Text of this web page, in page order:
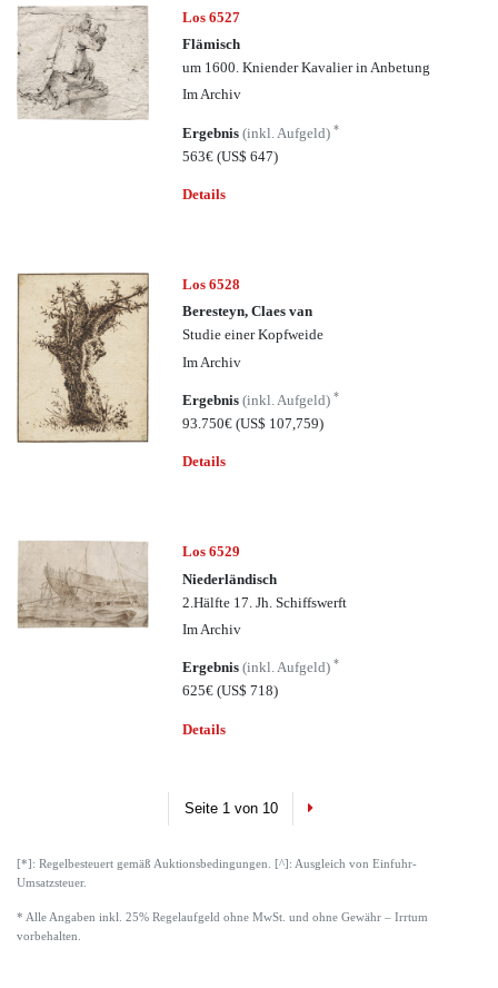
Los 6527
Flämisch
um 1600. Kniender Kavalier in Anbetung
Im Archiv
Ergebnis(inkl. Aufgeld)*
563€(US$ 647)
Details
Los 6528
Beresteyn, Claes van
Studie einer Kopfweide
Im Archiv
Ergebnis(inkl. Aufgeld)*
93.750€(US$ 107,759)
Details
Los 6529
Niederländisch
2.Hälfte 17. Jh. Schiffswerft
Im Archiv
Ergebnis(inkl. Aufgeld)*
625€(US$ 718)
Details
Seite 1 von 10 Next
[*]: Regelbesteuert gemäß Auktionsbedingungen. [^]: Ausgleich von Einfuhr-
Umsatzsteuer.
* Alle Angaben inkl. 25% Regelaufgeld ohne MwSt. und ohne Gewähr – Irrtum
vorbehalten.